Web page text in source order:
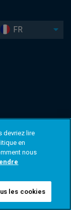
FR
devriez lire
en
nous
les cookies